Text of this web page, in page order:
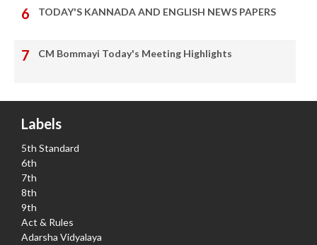
TODAY'S KANNADA AND ENGLISH NEWS PAPERS
CM Bommayi Today's Meeting Highlights
Labels
5th Standard
6th
7th
8th
9th
Act & Rules
Adarsha Vidyalaya